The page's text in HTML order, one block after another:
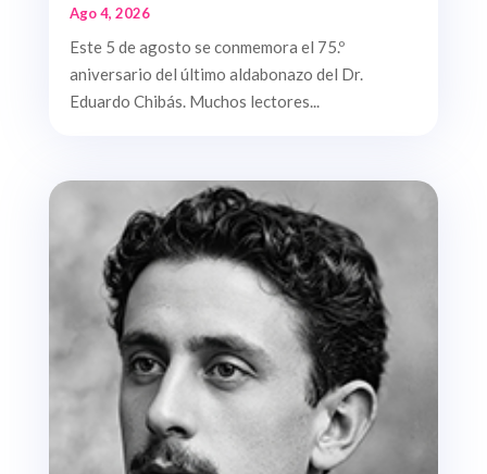
Ago 4, 2026
Este 5 de agosto se conmemora el 75.º
aniversario del último aldabonazo del Dr.
Eduardo Chibás. Muchos lectores...